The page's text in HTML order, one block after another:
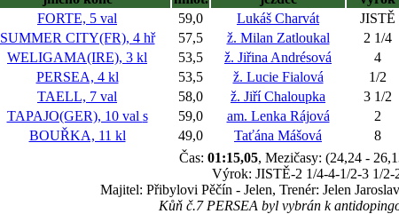
FORTE, 5 val 59,0 Lukáš Charvát JISTĚ
SUMMER CITY(FR), 4 hř 57,5 ž. Milan Zatloukal 2 1/4
WELIGAMA(IRE), 3 kl 53,5 ž. Jiřina Andrésová 4
PERSEA, 4 kl 53,5 ž. Lucie Fialová 1/2
TAELL, 7 val 58,0 ž. Jiří Chaloupka 3 1/2
TAPAJO(GER), 10 val s 59,0 am. Lenka Rájová 2
BOUŘKA, 11 kl 49,0 Taťána Mášová 8
Čas: 01:15,05, Mezičasy: (24,24 -
Výrok: JISTĚ-2 1/4-4-1/2-3 1/2-
Majitel: Přibylovi Pěčín - Jelen, Trenér: Jelen
Kůň č.7 PERSEA byl vybrán k